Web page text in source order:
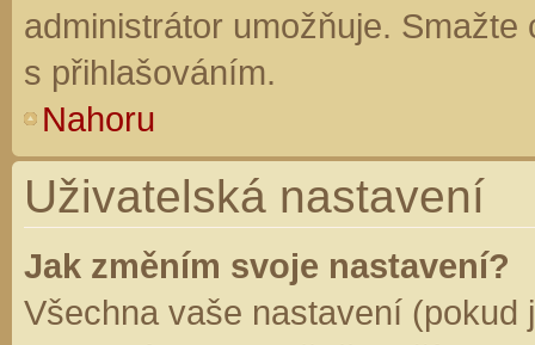
administrátor umožňuje.
s přihlašováním.
Nahoru
Uživatelská nastavení
Jak změním svoje nastavení?
Všechna vaše nastavení (pokud